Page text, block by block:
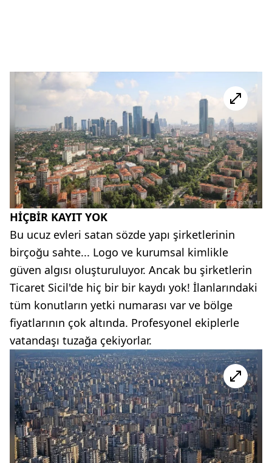
HİÇBİR KAYIT YOK
Bu ucuz evleri satan sözde yapı şirketlerinin
birçoğu sahte... Logo ve kurumsal kimlikle
güven algısı oluşturuluyor. Ancak bu şirketlerin
Ticaret Sicil'de hiç bir bir kaydı yok! İlanlarındaki
tüm konutların yetki numarası var ve bölge
fiyatlarının çok altında. Profesyonel ekiplerle
vatandaşı tuzağa çekiyorlar.